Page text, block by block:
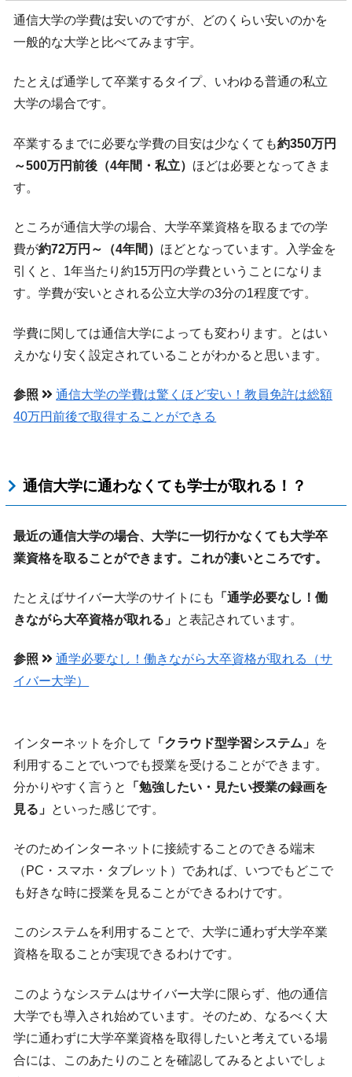
通信大学の学費は安いのですが、どのくらい安いのかを
一般的な大学と比べてみます宇。
たとえば通学して卒業するタイプ、いわゆる普通の私立
大学の場合です。
卒業するまでに必要な学費の目安は少なくても約350万円
～500万円前後（4年間・私立） ほどは必要となってきま
す。
ところが通信大学の場合、大学卒業資格を取るまでの学
費が約72万円～（4年間） ほどとなっています。入学金を
引くと、1年当たり約15万円の学費ということになりま
す。学費が安いとされる公立大学の3分の1程度です。
学費に関しては通信大学によっても変わります。とはい
えかなり安く設定されていることがわかると思います。
参照
通信大学の学費は驚くほど安い！教員免許は総額
40万円前後で取得することができる
通信大学に通わなくても学士が取れる！？
最近の通信大学の場合、大学に一切行かなくても大学卒
業資格を取ることができます。これが凄いところです。
たとえばサイバー大学のサイトにも
「通学必要なし！働
きながら大卒資格が取れる」 と表記されています。
参照
通学必要なし！働きながら大卒資格が取れる（サ
イバー大学）
インターネットを介して 「クラウド型学習システム」 を
利用することでいつでも授業を受けることができます。
分かりやすく言うと
「勉強したい・見たい授業の録画を
見る」 といった感じです。
そのためインターネットに接続することのできる端末
（PC・スマホ・タブレット）であれば、いつでもどこで
も好きな時に授業を見ることができるわけです。
このシステムを利用することで、大学に通わず大学卒業
資格を取ることが実現できるわけです。
このようなシステムはサイバー大学に限らず、他の通信
大学でも導入され始めています。そのため、なるべく大
学に通わずに大学卒業資格を取得したいと考えている場
合には、このあたりのことを確認してみるとよいでしょ